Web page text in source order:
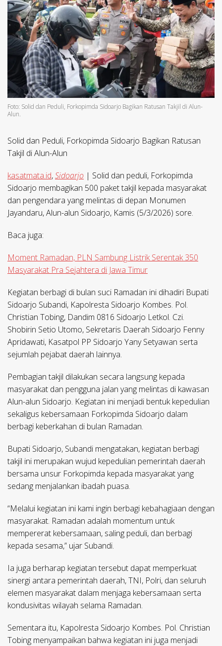
Foto: Solid dan Peduli, Forkopimda Sidoarjo Bagikan Ratusan Takjil di Alun-
Alun.
Solid dan Peduli, Forkopimda Sidoarjo Bagikan Ratusan
Takjil di Alun-Alun
kasatmata.id,Sidoarjo | Solid dan peduli, Forkopimda
Sidoarjo membagikan 500 paket takjil kepada masyarakat
dan pengendara yang melintas di depan Monumen
Jayandaru, Alun-alun Sidoarjo, Kamis (5/3/2026) sore.
Baca juga:
Moment Ramadan, PLN Sambung Listrik Serentak 350
Masyarakat Pra Sejahtera di Jawa Timur
Kegiatan berbagi di bulan suci Ramadan ini dihadiri Bupati
Sidoarjo Subandi, Kapolresta Sidoarjo Kombes. Pol.
Christian Tobing, Dandim 0816 Sidoarjo Letkol. Czi.
Shobirin Setio Utomo, Sekretaris Daerah Sidoarjo Fenny
Apridawati, Kasatpol PP Sidoarjo Yany Setyawan serta
sejumlah pejabat daerah lainnya.
Pembagian takjil dilakukan secara langsung kepada
masyarakat dan pengguna jalan yang melintas di kawasan
Alun-alun Sidoarjo. Kegiatan ini menjadi bentuk kepedulian
sekaligus kebersamaan Forkopimda Sidoarjo dalam
berbagi keberkahan di bulan Ramadan.
Bupati Sidoarjo, Subandi mengatakan, kegiatan berbagi
takjil ini merupakan wujud kepedulian pemerintah daerah
bersama unsur Forkopimda kepada masyarakat yang
sedang menjalankan ibadah puasa.
“Melalui kegiatan ini kami ingin berbagi kebahagiaan dengan
masyarakat. Ramadan adalah momentum untuk
mempererat kebersamaan, saling peduli, dan berbagi
kepada sesama,” ujar Subandi.
Ia juga berharap kegiatan tersebut dapat memperkuat
sinergi antara pemerintah daerah, TNI, Polri, dan seluruh
elemen masyarakat dalam menjaga kebersamaan serta
kondusivitas wilayah selama Ramadan.
Sementara itu, Kapolresta Sidoarjo Kombes. Pol. Christian
Tobing menyampaikan bahwa kegiatan ini juga menjadi